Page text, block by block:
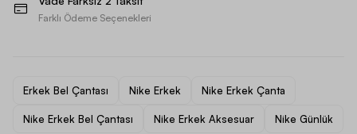
Farklı Ödeme Seçenekleri
Erkek Bel Çantası Nike Erkek Nike Erkek Çanta
Nike Erkek Bel Çantası Nike Erkek Aksesuar Nike Günlük